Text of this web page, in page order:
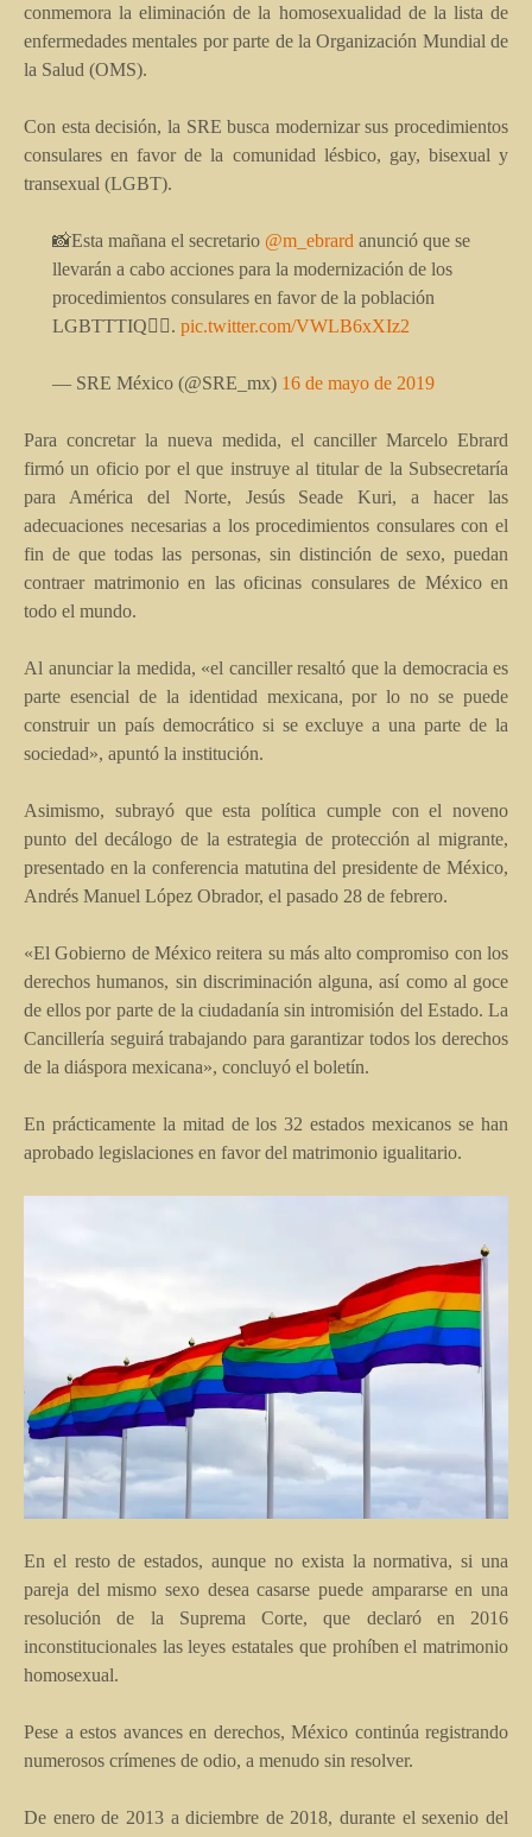
conmemora la eliminación de la homosexualidad de la lista de
enfermedades mentales por parte de la Organización Mundial de
la Salud (OMS).
Con esta decisión, la SRE busca modernizar sus procedimientos
consulares en favor de la comunidad lésbico, gay, bisexual y
transexual (LGBT).
📸Esta mañana el secretario @m_ebrard anunció que se
llevarán a cabo acciones para la modernización de los
procedimientos consulares en favor de la población
LGBTTTIQ🏳‍🌈. pic.twitter.com/VWLB6xXIz2
— SRE México (@SRE_mx) 16 de mayo de 2019
Para concretar la nueva medida, el canciller Marcelo Ebrard
firmó un oficio por el que instruye al titular de la Subsecretaría
para América del Norte, Jesús Seade Kuri, a hacer las
adecuaciones necesarias a los procedimientos consulares con el
fin de que todas las personas, sin distinción de sexo, puedan
contraer matrimonio en las oficinas consulares de México en
todo el mundo.
Al anunciar la medida, «el canciller resaltó que la democracia es
parte esencial de la identidad mexicana, por lo no se puede
construir un país democrático si se excluye a una parte de la
sociedad», apuntó la institución.
Asimismo, subrayó que esta política cumple con el noveno
punto del decálogo de la estrategia de protección al migrante,
presentado en la conferencia matutina del presidente de México,
Andrés Manuel López Obrador, el pasado 28 de febrero.
«El Gobierno de México reitera su más alto compromiso con los
derechos humanos, sin discriminación alguna, así como al goce
de ellos por parte de la ciudadanía sin intromisión del Estado. La
Cancillería seguirá trabajando para garantizar todos los derechos
de la diáspora mexicana», concluyó el boletín.
En prácticamente la mitad de los 32 estados mexicanos se han
aprobado legislaciones en favor del matrimonio igualitario.
En el resto de estados, aunque no exista la normativa, si una
pareja del mismo sexo desea casarse puede ampararse en una
resolución de la Suprema Corte, que declaró en 2016
inconstitucionales las leyes estatales que prohíben el matrimonio
homosexual.
Pese a estos avances en derechos, México continúa registrando
numerosos crímenes de odio, a menudo sin resolver.
De enero de 2013 a diciembre de 2018, durante el sexenio del